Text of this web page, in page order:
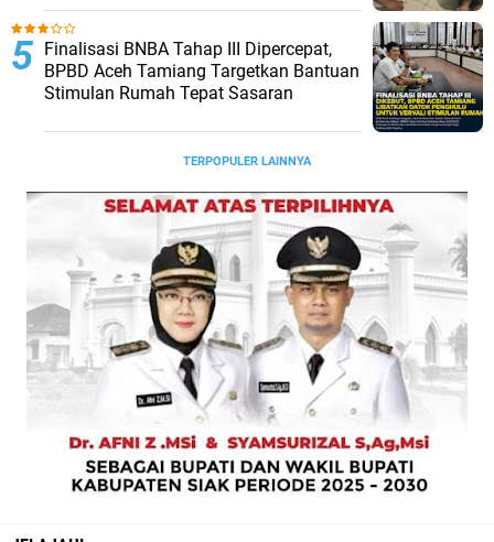
Finalisasi BNBA Tahap III Dipercepat,
BPBD Aceh Tamiang Targetkan Bantuan
Stimulan Rumah Tepat Sasaran
TERPOPULER LAINNYA